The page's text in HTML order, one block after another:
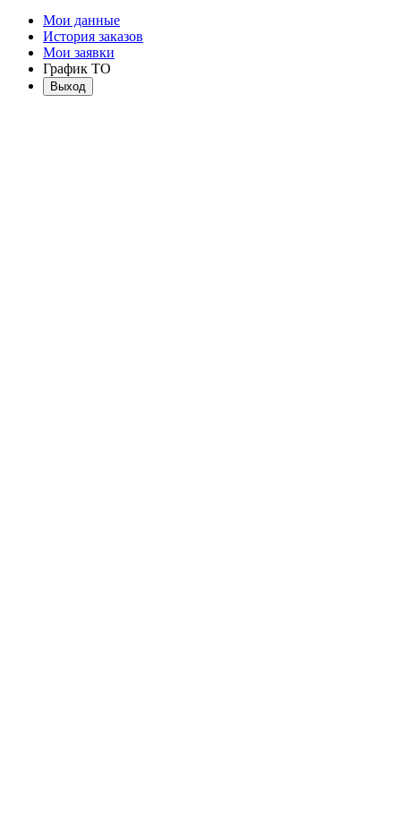
Мои данные
История заказов
Мои заявки
График ТО
Выход